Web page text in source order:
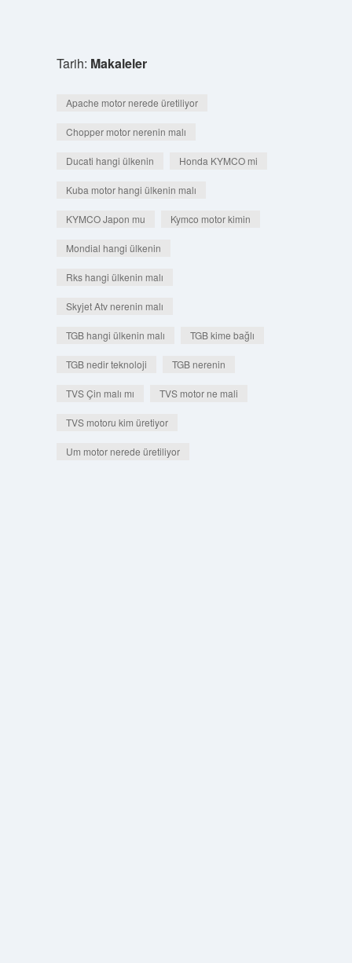
Tarih: Makaleler
Apache motor nerede üretiliyor
Chopper motor nerenin malı
Ducati hangi ülkenin Honda KYMCO mi
Kuba motor hangi ülkenin malı
KYMCO Japon mu Kymco motor kimin
Mondial hangi ülkenin
Rks hangi ülkenin malı
Skyjet Atv nerenin malı
TGB hangi ülkenin malı TGB kime bağlı
TGB nedir teknoloji TGB nerenin
TVS Çin malı mı TVS motor ne mali
TVS motoru kim üretiyor
Um motor nerede üretiliyor